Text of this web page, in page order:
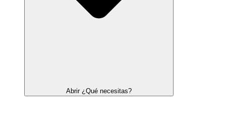
Abrir ¿Qué necesitas?